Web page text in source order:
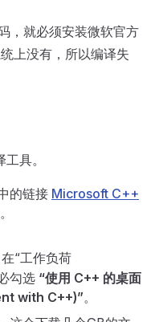
，就必须安装微软官方
上没有，所以编译失
具。
的链接 Microsoft C++
“工作负荷
勾选 “使用 C++ 的桌面
with C++)”。